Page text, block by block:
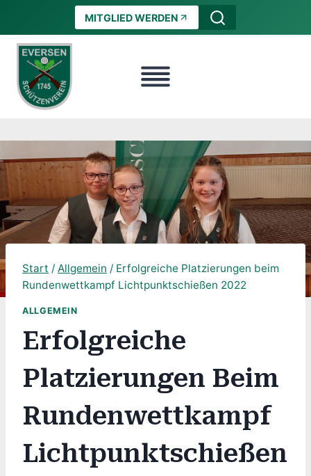
springen
MITGLIED WERDEN
Start / Allgemein / Erfolgreiche Platzierungen beim
Rundenwettkampf Lichtpunktschießen 2022
ALLGEMEIN
Erfolgreiche
Platzierungen Beim
Rundenwettkampf
Lichtpunktschießen